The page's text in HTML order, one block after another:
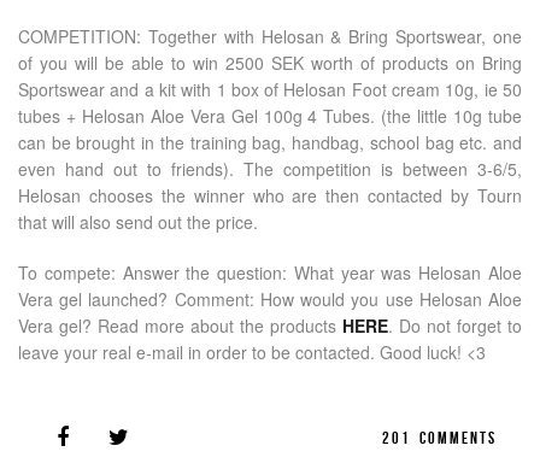
COMPETITION: Together with Helosan & Bring Sportswear, one
of you will be able to win 2500 SEK worth of products on Bring
Sportswear and a kit with 1 box of Helosan Foot cream 10g, ie 50
tubes + Helosan Aloe Vera Gel 100g 4 Tubes. (the little 10g tube
can be brought in the training bag, handbag, school bag etc. and
even hand out to friends). The competition is between 3-6/5,
Helosan chooses the winner who are then contacted by Tourn
that will also send out the price.
To compete: Answer the question: What year was Helosan Aloe
Vera gel launched? Comment: How would you use Helosan Aloe
Vera gel? Read more about the products HERE. Do not forget to
leave your real e-mail in order to be contacted. Good luck! <3
201 COMMENTS